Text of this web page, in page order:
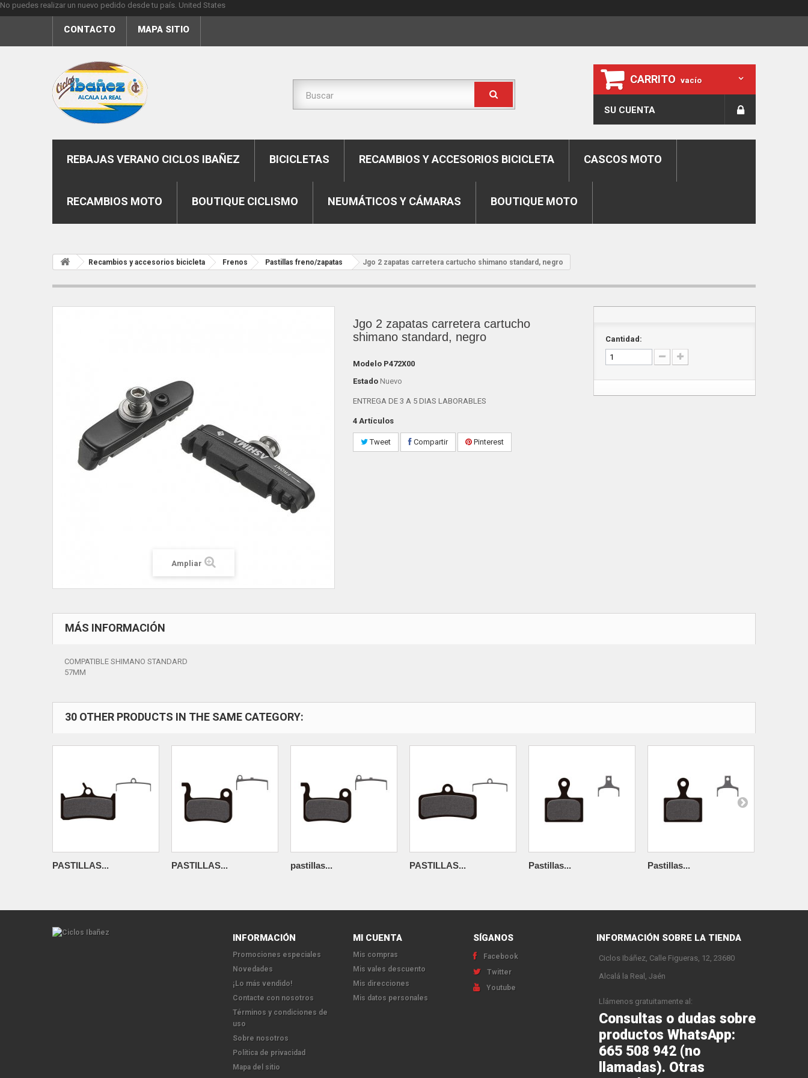
No puedes realizar un nuevo pedido desde tu país. United States
CONTACTO MAPA SITIO
CARRITO vacío
SU CUENTA
REBAJAS VERANO CICLOS IBAÑEZ BICICLETAS RECAMBIOS Y ACCESORIOS BICICLETA CASCOS MOTO
RECAMBIOS MOTO BOUTIQUE CICLISMO NEUMÁTICOS Y CÁMARAS BOUTIQUE MOTO
Recambios y accesorios bicicleta Frenos Pastillas freno/zapatas Jgo 2 zapatas carretera cartucho shimano standard, negro
Ampliar
Jgo 2 zapatas carretera cartucho
shimano standard, negro
Modelo P472X00
Estado Nuevo
ENTREGA DE 3 A 5 DIAS LABORABLES
4 Artículos
Tweet Compartir Pinterest
Cantidad:
MÁS INFORMACIÓN
COMPATIBLE SHIMANO STANDARD
57MM
30 OTHER PRODUCTS IN THE SAME CATEGORY:
PASTILLAS... PASTILLAS... pastillas... PASTILLAS... Pastillas... Pastillas...
INFORMACIÓN
Promociones especiales
Novedades
¡Lo más vendido!
Contacte con nosotros
Términos y condiciones de
uso
Sobre nosotros
Política de privacidad
Mapa del sitio
MI CUENTA
Mis compras
Mis vales descuento
Mis direcciones
Mis datos personales
SÍGANOS
Facebook
Twitter
Youtube
INFORMACIÓN SOBRE LA TIENDA
Ciclos Ibáñez, Calle Figueras, 12, 23680
Alcalá la Real, Jaén
Llámenos gratuitamente al:
Consultas o dudas sobre
productos WhatsApp:
665 508 942 (no
llamadas). Otras